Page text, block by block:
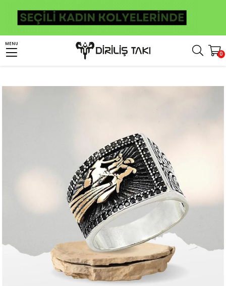
MENU
0
Erkek Gümüş Yüzük
Kenarı Siyah Zirkon Taşlı Çerkes Dans Eden Figürlü 925 Ayar Gümüş Erkek Yüzük